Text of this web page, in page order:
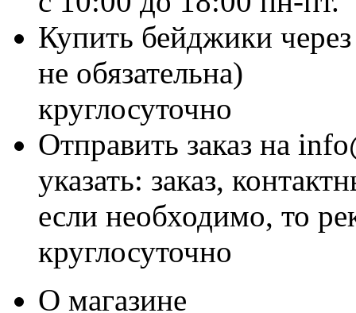
Купить бейджики
не обязательна)
круглосуточно
Отправить заказ на
указать: заказ,
если необходимо, то
круглосуточно
О магазине